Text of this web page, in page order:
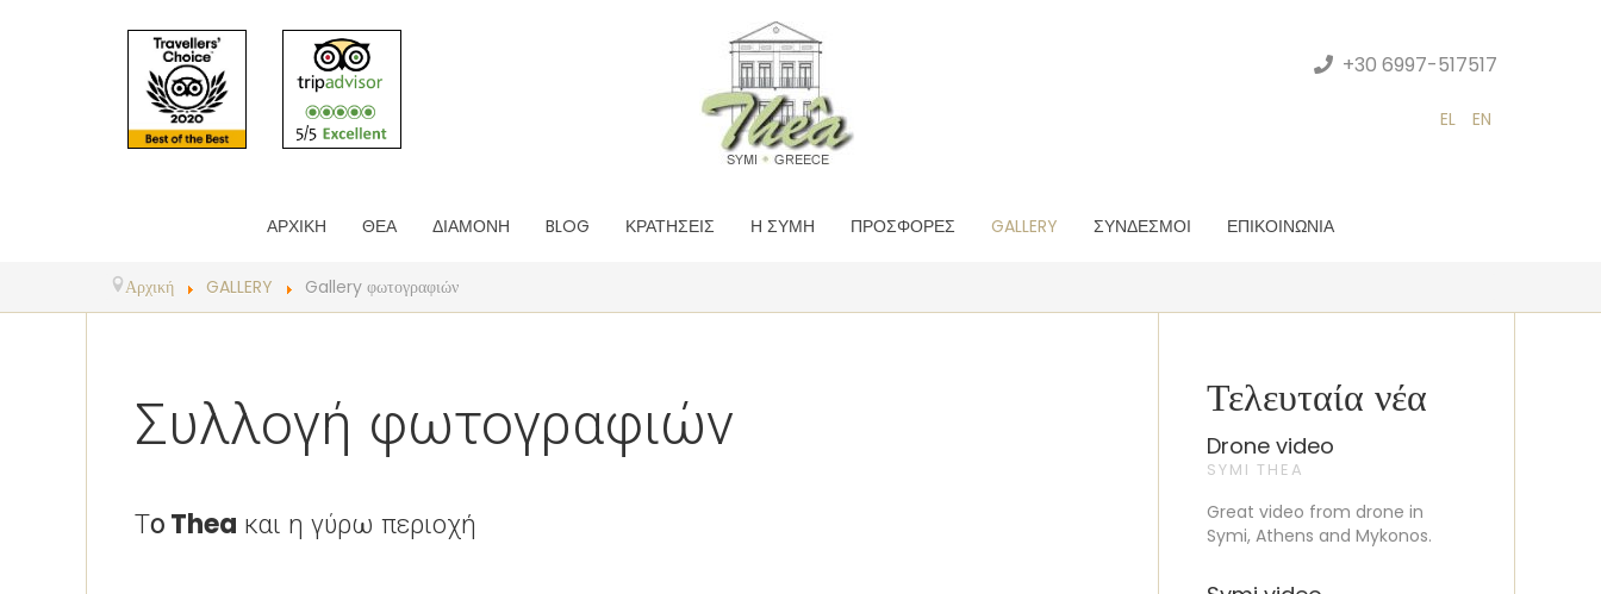
+30 6997-517517
EL EN
ΑΡΧΙΚΗ ΘΕΑ ΔΙΑΜΟΝΗ BLOG ΚΡΑΤΗΣΕΙΣ Η ΣΥΜΗ ΠΡΟΣΦΟΡΕΣ GALLERY ΣΥΝΔΕΣΜΟΙ ΕΠΙΚΟΙΝΩΝΙΑ
Αρχική GALLERY Gallery φωτογραφιών
Συλλογή φωτογραφιών
Το Thea και η γύρω περιοχή
Τελευταία νέα
Drone video
SYMI THEA
Great video from drone in
Symi, Athens and Mykonos.